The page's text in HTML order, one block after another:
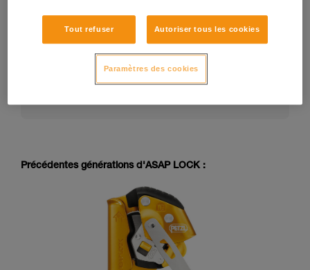
temps. Consultez la dernière version de la notice
technique sur petzl.com :
https://www.petzl.com/US/en/Professional/Mobil
Précédentes générations d'ASAP LOCK :
Tout refuser Autoriser tous les cookies
Paramètres des cookies